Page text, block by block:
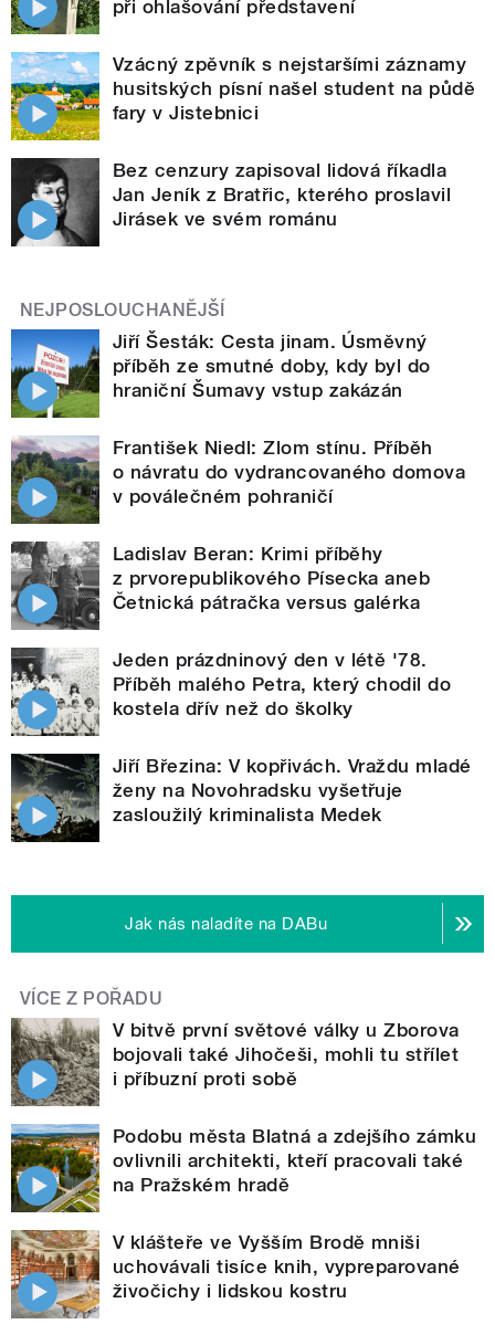
při ohlašování představení
Vzácný zpěvník s nejstaršími záznamy
husitských písní našel student na půdě
fary v Jistebnici
Bez cenzury zapisoval lidová říkadla
Jan Jeník z Bratřic, kterého proslavil
Jirásek ve svém románu
NEJPOSLOUCHANĚJŠÍ
Jiří Šesták: Cesta jinam. Úsměvný
příběh ze smutné doby, kdy byl do
hraniční Šumavy vstup zakázán
František Niedl: Zlom stínu. Příběh
o návratu do vydrancovaného domova
v poválečném pohraničí
Ladislav Beran: Krimi příběhy
z prvorepublikového Písecka aneb
Četnická pátračka versus galérka
Jeden prázdninový den v létě '78.
Příběh malého Petra, který chodil do
kostela dřív než do školky
Jiří Březina: V kopřivách. Vraždu mladé
ženy na Novohradsku vyšetřuje
zasloužilý kriminalista Medek
Jak nás naladíte na DABu
VÍCE Z POŘADU
V bitvě první světové války u Zborova
bojovali také Jihočeši, mohli tu střílet
i příbuzní proti sobě
Podobu města Blatná a zdejšího zámku
ovlivnili architekti, kteří pracovali také
na Pražském hradě
V klášteře ve Vyšším Brodě mniši
uchovávali tisíce knih, vypreparované
živočichy i lidskou kostru